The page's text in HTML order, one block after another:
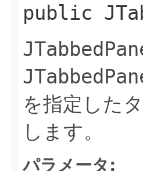
public
を指定した
します。
パラメータ: